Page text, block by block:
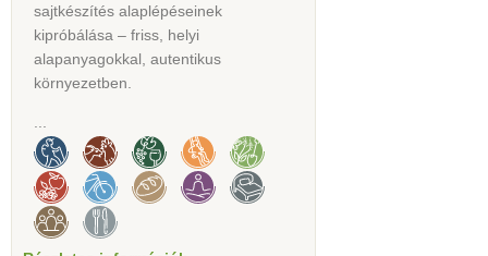
sajtkészítés alaplépéseinek
kipróbálása – friss, helyi
alapanyagokkal, autentikus
környezetben.
...